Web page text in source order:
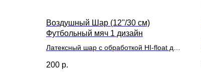
Воздушный Шар (12''/30 см)
Футбольный мяч 1 дизайн
Латексный шар с обработкой HI-float для
200 р.